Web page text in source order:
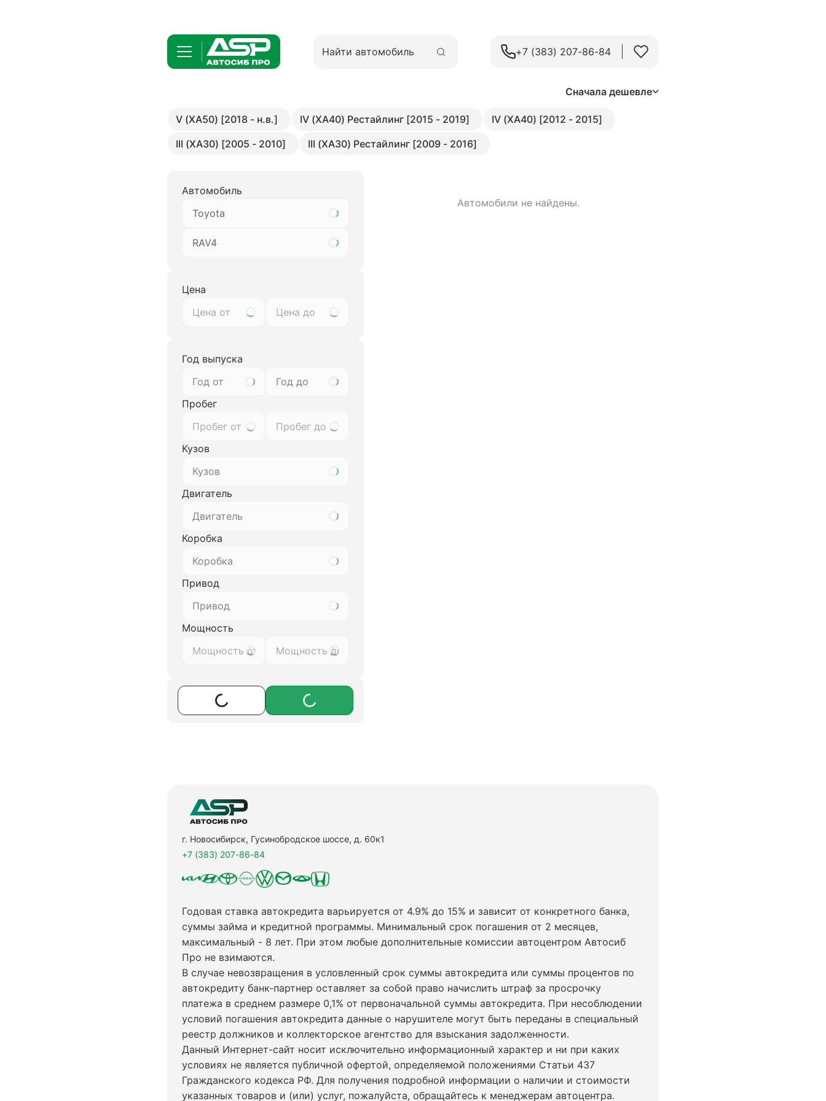
+7 (383) 207-86-84
Сначала дешевле
V (XA50) [2018 - н.в.] IV (XA40) Рестайлинг [2015 - 2019]
IV (XA40) [2012 - 2015]
III (XA30) [2005 - 2010]
III (XA30) Рестайлинг [2009 - 2016]
Автомобиль
Toyota
RAV4
Цена
Год выпуска
Год от
Год до
Пробег
Кузов
Кузов
Двигатель
Двигатель
Коробка
Коробка
Привод
Привод
Мощность
Автомобили не найдены.
г. Новосибирск, Гусинобродское шоссе, д. 60к1
+7 (383) 207-86-84
Годовая ставка автокредита варьируется от 4.9% до 15% и зависит от конкретного банка,
суммы займа и кредитной программы. Минимальный срок погашения от 2 месяцев,
максимальный - 8 лет. При этом любые дополнительные комиссии автоцентром Автосиб
Про не взимаются.
В случае невозвращения в условленный срок суммы автокредита или суммы процентов по
автокредиту банк-партнер оставляет за собой право начислить штраф за просрочку
платежа в среднем размере 0,1% от первоначальной суммы автокредита. При несоблюдении
условий погашения автокредита данные о нарушителе могут быть переданы в специальный
реестр должников и коллекторское агентство для взыскания задолженности.
Данный Интернет-сайт носит исключительно информационный характер и ни при каких
условиях не является публичной офертой, определяемой положениями Статьи 437
Гражданского кодекса РФ. Для получения подробной информации о наличии и стоимости
указанных товаров и (или) услуг, пожалуйста, обращайтесь к менеджерам автоцентра.